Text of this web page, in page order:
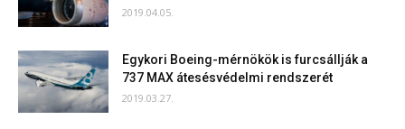
2019.04.05.
Egykori Boeing-mérnökök is furcsállják a
737 MAX átesésvédelmi rendszerét
2019.03.27.